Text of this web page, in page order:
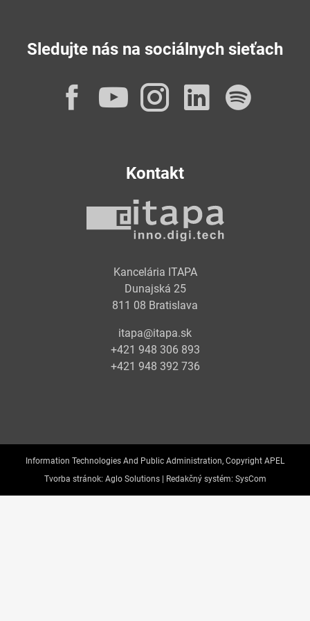
Sledujte nás na sociálnych sieťach
Facebook
YouTube
Instagram
Kontakt
Kancelária ITAPA
Dunajská 25
811 08 Bratislava
itapa@itapa.sk
+421 948 306 893
+421 948 392 736
Information Technologies And Public Administration, Copyright APEL
Tvorba stránok: Aglo Solutions | Redakčný systém: SysCom